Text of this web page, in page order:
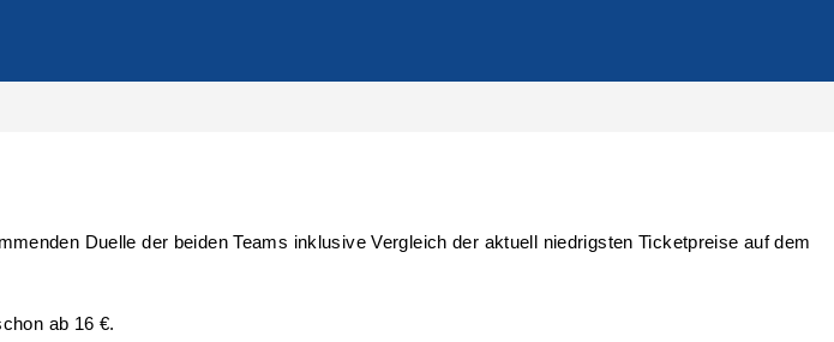
Duelle der beiden Teams inklusive Vergleich der aktuell niedrigsten Ticketpreise auf dem
ab 16 €.